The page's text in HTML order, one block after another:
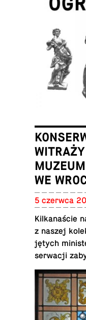
WE
5 czerwca
Kil­ka­na­ście
z naszej
ję­tych
ser­wa­cji